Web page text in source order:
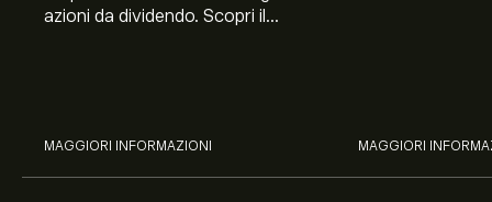
azioni da dividendo. Scopri il
MAGGIORI INFORMAZIONI MAGGIORI